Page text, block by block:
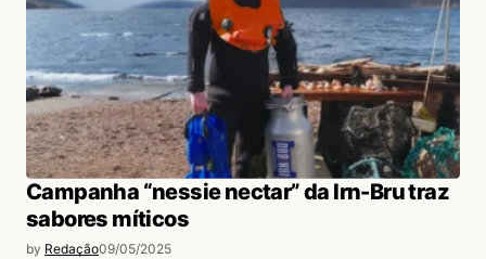
Campanha “nessie nectar” da Irn-Bru traz
sabores míticos
by Redação09/05/2025